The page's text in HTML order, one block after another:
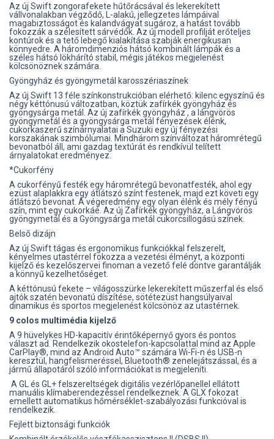
Az új Swift zongorafekete hűtőrácsával és lekerekített
vállvonalakban végződő, L-alakú, jellegzetes lámpáival
magabiztosságot és kalandvágyat sugároz, a hatást tovább
fokozzák a szélesített sárvédők. Az új modell profilját erőteljes
kontúrok és a tető lebegő kialakítása szabják energikusan
könnyedre. A háromdimenziós hátsó kombinált lámpák és a
széles hátsó lökhárító stabil, mégis játékos megjelenést
kölcsönöznek számára.
Gyöngyház és gyöngymetál karosszériaszínek
Az új Swift 13 féle színkonstrukcióban elérhető: kilenc egyszínű és
négy kéttónusú változatban, köztük zafírkék gyöngyház és
gyöngysárga metál. Az új zafírkék gyöngyház , a lángvörös
gyöngymetál és a gyöngysárga metál fényezések élénk,
cukorkaszerű színárnyalatai a Suzuki egy új fényezési
korszakának szimbólumai. Mindhárom színváltozat háromrétegű
bevonatból áll, ami gazdag textúrát és rendkívül telített
árnyalatokat eredményez.
*Cukorfény
A cukorfényű festék egy háromrétegű bevonatfesték, ahol egy
ezüst alaplakkra egy átlátszó színt festenek, majd ezt követi egy
átlátszó bevonat. A végeredmény egy olyan élénk és mély fényű
szín, mint egy cukorkáé. Az új Zafírkék gyöngyház, a Lángvörös
gyöngymetál és a Gyöngysárga metál cukorcsillogású színek.
Belső dizájn
Az új Swift tágas és ergonomikus funkciókkal felszerelt,
kényelmes utastérrel fokozza a vezetési élményt, a központi
kijelző és kezelőszervei finoman a vezető felé döntve garantálják
a könnyű kezelhetőséget.
A kéttónusú fekete – világosszürke lekerekített műszerfal és első
ajtók szatén bevonatú díszítése, sötétezüst hangsúlyaival
dinamikus és sportos megjelenést kölcsönöz az utastérnek.
9 colos multimédia kijelző
A 9 hüvelykes HD-kapacitív érintőképernyő gyors és pontos
választ ad. Rendelkezik okostelefon-kapcsolattal mind az Apple
CarPlay®, mind az Android Auto™ számára Wi-Fi-n és USB-n
keresztül, hangfelismeréssel, Bluetooth® zenelejátszással, és a
jármű állapotáról szóló információkat is megjeleníti.
A GL és GL+ felszereltségek digitális vezérlőpanellel ellátott
manuális klímaberendezéssel rendelkeznek. A GLX fokozat
emellett automatikus hőmérséklet-szabályozási funkcióval is
rendelkezik.
Fejlett biztonsági funkciók